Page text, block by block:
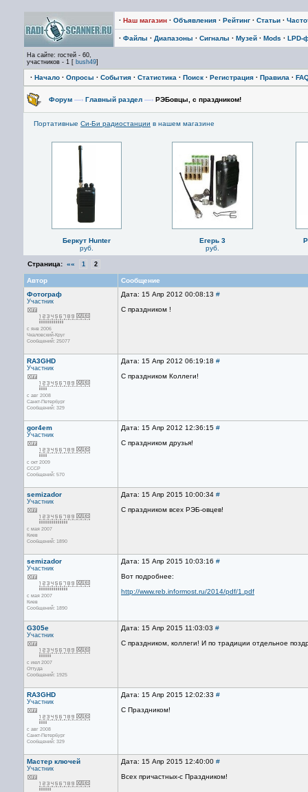
· Наш магазин · Объявления · Рейтинг · Статьи ·
· Файлы · Диапазоны · Сигналы · Музей · Mods · LPD-
На сайте: гостей - 60,
участников - 1 [ bush49]
· Начало · Опросы · События · Статистика · Поиск · Регистрация · Правила ·
Форум —› Главный раздел —› РЭБовцы, с праздником!
Портативные Си-Би радиостанции в нашем магазине
Беркут Hunter
руб.
Егерь 3
руб.
Страница: «« 1 2
Автор
Сообщение
Фотограф
Участник
с янв 2006
Чкаловский-Круг
Сообщений: 25077
Дата: 15 Апр 2012 00:08:13 #
С праздником !
RA3GHD
Участник
с авг 2008
Санкт-Петербург
Сообщений: 329
Дата: 15 Апр 2012 06:19:18 #
С праздником Коллеги!
gor4em
Участник
с окт 2009
СССР
Сообщений: 570
Дата: 15 Апр 2012 12:36:15 #
С праздником друзья!
semizador
Участник
с мая 2007
Киев
Сообщений: 1890
Дата: 15 Апр 2015 10:00:34 #
С праздником всех РЭБ-овцев!
semizador
Участник
с мая 2007
Киев
Сообщений: 1890
Дата: 15 Апр 2015 10:03:16 #
Вот подробнее:
http://www.reb.informost.ru/2014/pdf/1.pdf
G305e
Участник
с июл 2007
Оттуда
Сообщений: 1925
Дата: 15 Апр 2015 11:03:03 #
С праздником, коллеги! И по традиции отдельное
RA3GHD
Участник
с авг 2008
Санкт-Петербург
Сообщений: 329
Дата: 15 Апр 2015 12:02:33 #
С Праздником!
Мастер ключей
Участник
Дата: 15 Апр 2015 12:40:00 #
Всех причастных-с Праздником!